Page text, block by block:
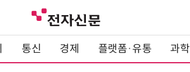
통신 경제 플랫폼·유통 과학